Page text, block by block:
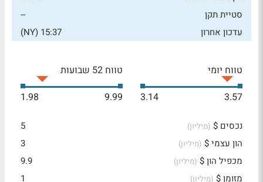
סטיית תקן
--
עדכון אחרון
15:37 (NY)
טווח יומי
3.57
3.14
טווח 52 שבועות
9.99
1.98
נכסים $ (מיליון)
5
הון עצמי $ (מיליון)
3
מכפיל הון $ (מיליון)
9.9
מזומן $ (מיליון)
1